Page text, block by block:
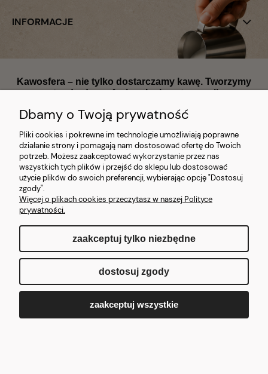
INFORMACJE
Kawosfera – nie tylko dostarczamy kawę. Tworzymy
standardy profesjonalnej gastronomii.
Największy dostawca ekspresów, kawy i części zamiennych w Polsce
|Wyłączny dystrybutor marek premium | Magazyn 1300 m²
Ekspresowa realizacja
sektora HoReCa, biur i instytucji państwowych.
pokaż pełną wersję strony
Sklep internetowy Shoper.pl
Dbamy o Twoją prywatność
Pliki cookies i pokrewne im technologie umożliwiają poprawne
działanie strony i pomagają nam dostosować ofertę do Twoich
potrzeb. Możesz zaakceptować wykorzystanie przez nas
wszystkich tych plików i przejść do sklepu lub dostosować
użycie plików do swoich preferencji, wybierając opcję "Dostosuj
zgody".
Więcej o plikach cookies przeczytasz w naszej Polityce
prywatności.
zaakceptuj tylko niezbędne
dostosuj zgody
zaakceptuj wszystkie